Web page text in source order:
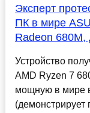
Эксперт
ПК в мире
Radeon
Устройство
AMD Ryzen 7
мощную в мире
(демонстрирует